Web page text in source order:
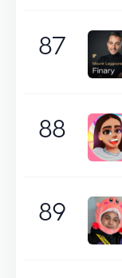
87
88
89